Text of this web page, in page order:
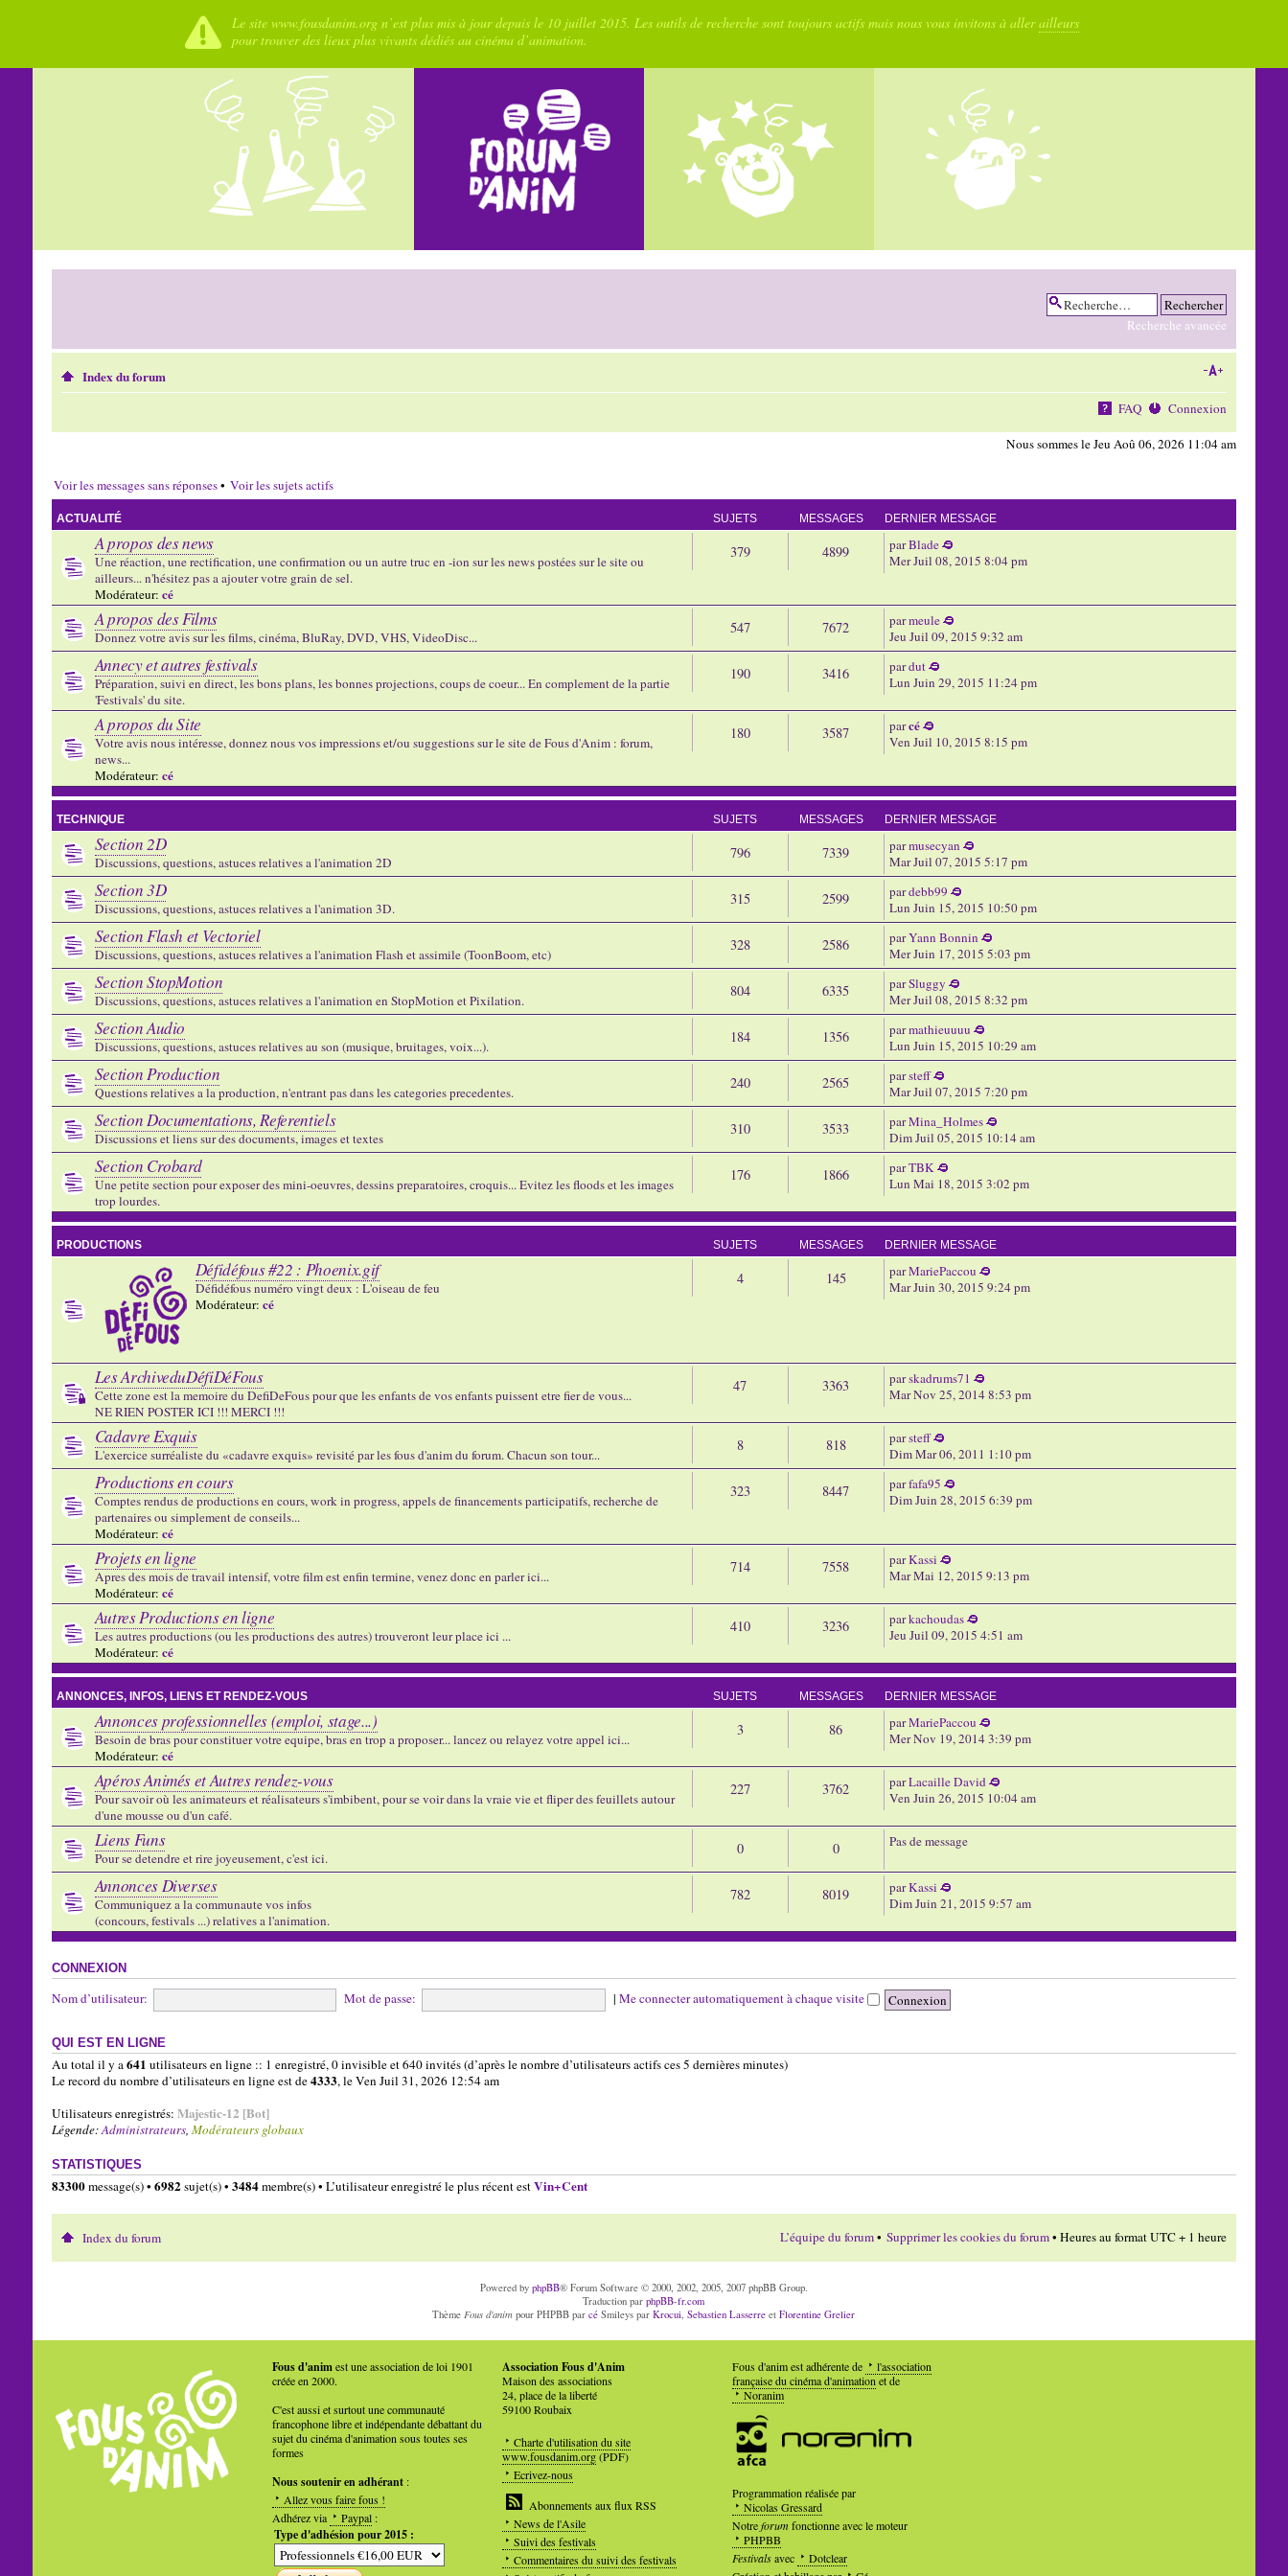
Le site www.fousdanim.org n’est plus mis à jour depuis le 10 juillet 2015. Les outils de recherche sont toujours actifs mais nous vous invitons à allerailleurs
pour trouver des lieux plus vivants dédiés au cinéma d’animation.
Recherche avancée
Index du forum
FAQ Connexion
Nous sommes le Jeu Aoû 06, 2026 11:04 am
Voir les messages sans réponses• Voir les sujets actifs
ACTUALITÉ SUJETS MESSAGES DERNIER MESSAGE
A propos des news
Une réaction, une rectification, une confirmation ou un autre truc en -ion sur les news postées sur le site ou
ailleurs... n'hésitez pas a ajouter votre grain de sel.
Modérateur: cé
379 4899 parBlade
Mer Juil 08, 2015 8:04 pm
A propos des Films
Donnez votre avis sur les films, cinéma, BluRay, DVD, VHS, VideoDisc...
547 7672 parmeule
Jeu Juil 09, 2015 9:32 am
Annecy et autres festivals
Préparation, suivi en direct, les bons plans, les bonnes projections, coups de coeur... En complement de la partie
'Festivals' du site.
190 3416 pardut
Lun Juin 29, 2015 11:24 pm
A propos du Site
Votre avis nous intéresse, donnez nous vos impressions et/ou suggestions sur le site de Fous d'Anim : forum,
news...
Modérateur: cé
180 3587 parcé
Ven Juil 10, 2015 8:15 pm
TECHNIQUE SUJETS MESSAGES DERNIER MESSAGE
Section 2D
Discussions, questions, astuces relatives a l'animation 2D
796 7339 parmusecyan
Mar Juil 07, 2015 5:17 pm
Section 3D
Discussions, questions, astuces relatives a l'animation 3D.
315 2599 pardebb99
Lun Juin 15, 2015 10:50 pm
Section Flash et Vectoriel
Discussions, questions, astuces relatives a l'animation Flash et assimile (ToonBoom, etc)
328 2586 parYann Bonnin
Mer Juin 17, 2015 5:03 pm
Section StopMotion
Discussions, questions, astuces relatives a l'animation en StopMotion et Pixilation.
804 6335 parSluggy
Mer Juil 08, 2015 8:32 pm
Section Audio
Discussions, questions, astuces relatives au son (musique, bruitages, voix...).
184 1356 parmathieuuuu
Lun Juin 15, 2015 10:29 am
Section Production
Questions relatives a la production, n'entrant pas dans les categories precedentes.
240 2565 parsteff
Mar Juil 07, 2015 7:20 pm
Section Documentations, Referentiels
Discussions et liens sur des documents, images et textes
310 3533 parMina_Holmes
Dim Juil 05, 2015 10:14 am
Section Crobard
Une petite section pour exposer des mini-oeuvres, dessins preparatoires, croquis... Evitez les floods et les images
trop lourdes.
176 1866 parTBK
Lun Mai 18, 2015 3:02 pm
PRODUCTIONS SUJETS MESSAGES DERNIER MESSAGE
Défidéfous #22 : Phoenix.gif
Défidéfous numéro vingt deux : L'oiseau de feu
Modérateur: cé
4 145 parMariePaccou
Mar Juin 30, 2015 9:24 pm
Les ArchiveduDéfiDéFous
Cette zone est la memoire du DefiDeFous pour que les enfants de vos enfants puissent etre fier de vous...
NE RIEN POSTER ICI !!! MERCI !!!
47 3363 parskadrums71
Mar Nov 25, 2014 8:53 pm
Cadavre Exquis
L'exercice surréaliste du «cadavre exquis» revisité par les fous d'anim du forum. Chacun son tour...
8 818 parsteff
Dim Mar 06, 2011 1:10 pm
Productions en cours
Comptes rendus de productions en cours, work in progress, appels de financements participatifs, recherche de
partenaires ou simplement de conseils...
Modérateur: cé
323 8447 parfafa95
Dim Juin 28, 2015 6:39 pm
Projets en ligne
Apres des mois de travail intensif, votre film est enfin termine, venez donc en parler ici...
Modérateur: cé
714 7558 parKassi
Mar Mai 12, 2015 9:13 pm
Autres Productions en ligne
Les autres productions (ou les productions des autres) trouveront leur place ici ...
Modérateur: cé
410 3236 parkachoudas
Jeu Juil 09, 2015 4:51 am
ANNONCES, INFOS, LIENS ET RENDEZ-VOUS SUJETS MESSAGES DERNIER MESSAGE
Annonces professionnelles (emploi, stage...)
Besoin de bras pour constituer votre equipe, bras en trop a proposer... lancez ou relayez votre appel ici...
Modérateur: cé
3 86 parMariePaccou
Mer Nov 19, 2014 3:39 pm
Apéros Animés et Autres rendez-vous
Pour savoir où les animateurs et réalisateurs s'imbibent, pour se voir dans la vraie vie et fliper des feuillets autour
d'une mousse ou d'un café.
227 3762 parLacaille David
Ven Juin 26, 2015 10:04 am
Liens Funs
Pour se detendre et rire joyeusement, c'est ici.
0 0 Pas de message
Annonces Diverses
Communiquez a la communaute vos infos
(concours, festivals ...) relatives a l'animation.
782 8019 parKassi
Dim Juin 21, 2015 9:57 am
CONNEXION
Nom d’utilisateur: Mot de passe: | Me connecter automatiquement à chaque visite
QUI EST EN LIGNE
Au total il y a641 utilisateurs en ligne :: 1 enregistré, 0 invisible et 640 invités (d’après le nombre d’utilisateurs actifs ces 5 dernières minutes)
Le record du nombre d’utilisateurs en ligne est de4333, le Ven Juil 31, 2026 12:54 am
Utilisateurs enregistrés: Majestic-12 [Bot]
Légende:Administrateurs, Modérateurs globaux
STATISTIQUES
83300message(s) • 6982sujet(s) • 3484membre(s) • L’utilisateur enregistré le plus récent estVin+Cent
Index du forum L’équipe du forum• Supprimer les cookies du forum• Heures au format UTC + 1 heure
Powered by phpBB® Forum Software © 2000, 2002, 2005, 2007 phpBB Group.
Traduction parphpBB-fr.com
Thème Fous d'anim pour PHPBB parcé Smileys parKrocui ,Sebastien Lasserre etFlorentine Grelier
Fous d'animest une association de loi 1901
créée en 2000.
C'est aussi et surtout une communauté
francophone libre et indépendante débattant du
sujet du cinéma d'animation sous toutes ses
formes
Nous soutenir en adhérant:
Allez vous faire fous !
Adhérez via
Paypal:
Type d'adhésion pour 2015 :
Association Fous d'Anim
Maison des associations
24, place de la liberté
59100 Roubaix
Charte d'utilisation du site
www.fousdanim.org(PDF)
Ecrivez-nous
Abonnements aux flux RSS
News de l'Asile
Suivi des festivals
Commentaires du suivi des festivals
Fous d'anim est adhérente de
l'association
française du cinéma d'animationet de
Noranim
Programmation réalisée par
Nicolas Gressard
Notreforumfonctionne avec le moteur
PHPBB
Festivalsavec
Dotclear